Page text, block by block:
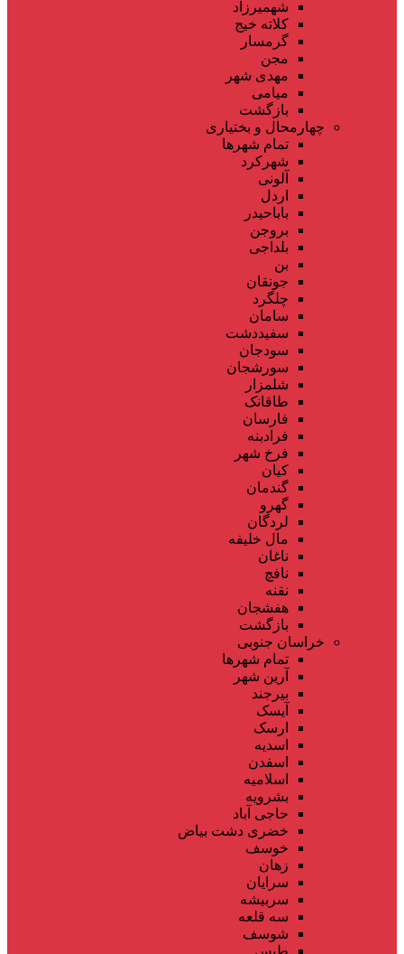
شهمیرزاد
کلاته خیج
گرمسار
مجن
مهدی شهر
میامی
بازگشت
چهارمحال و بختیاری
تمام شهر‌ها
شهرکرد
آلونی
اردل
باباحیدر
بروجن
بلداجی
بن
جونقان
چلگرد
سامان
سفیددشت
سودجان
سورشجان
شلمزار
طاقانک
فارسان
فرادبنه
فرخ شهر
کیان
گندمان
گهرو
لردگان
مال خلیفه
ناغان
نافچ
نقنه
هفشجان
بازگشت
خراسان جنوبی
تمام شهر‌ها
آرین شهر
بیرجند
آیسک
ارسک
اسدیه
اسفدن
اسلامیه
بشرویه
حاجی آباد
خضری دشت بیاض
خوسف
زهان
سرایان
سربیشه
سه قلعه
شوسف
طبس